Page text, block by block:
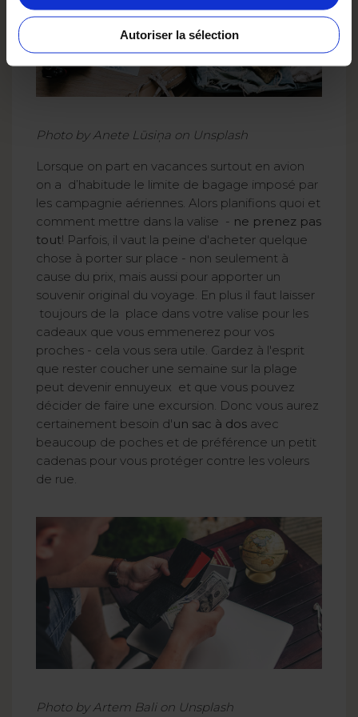
Autoriser la sélection
Photo by Anete Lūsiņa on Unsplash
Lorsque on part en vacances surtout en avion
on a d’habitude le limite de bagage imposé par
les campagnie aériennes. Alors planifions quoi et
comment mettre dans la valise - ne prenez pas
tout! Parfois, il vaut la peine d'acheter quelque
chose à porter sur place - non seulement à
cause du prix, mais aussi pour apporter un
souvenir original du voyage. En plus il faut laisser
toujours de la place dans votre valise pour les
cadeaux que vous emmenerez pour vos
proches - cela vous sera utile. Gardez à l'esprit
que rester coucher une semaine sur la plage
peut devenir ennuyeux et que vous pouvez
décider de faire une excursion. Donc vous aurez
certainement besoin d'un sac à dos avec
beaucoup de poches et de préférence un petit
cadenas pour vous protéger contre les voleurs
de rue.
Photo by Artem Bali on Unsplash